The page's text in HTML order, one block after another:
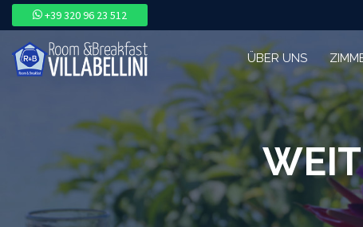
+39 320 96 23 512
ÜBER UNS